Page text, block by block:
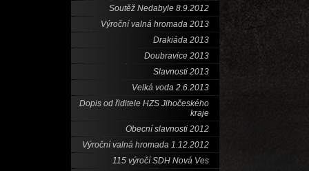
Soutěž Nedabyle 8.9.2012
Výroční valná hromada 2013
Drakiáda 2013
Doubravice 2013
Slavnosti 2013
Velká voda 2.6.2013
Dopis od řiditele HZS Jihočeského
kraje
Obecní slavnosti 2012
Výroční valná hromada 1.12.2012
115 výročí SDH Nová Ves